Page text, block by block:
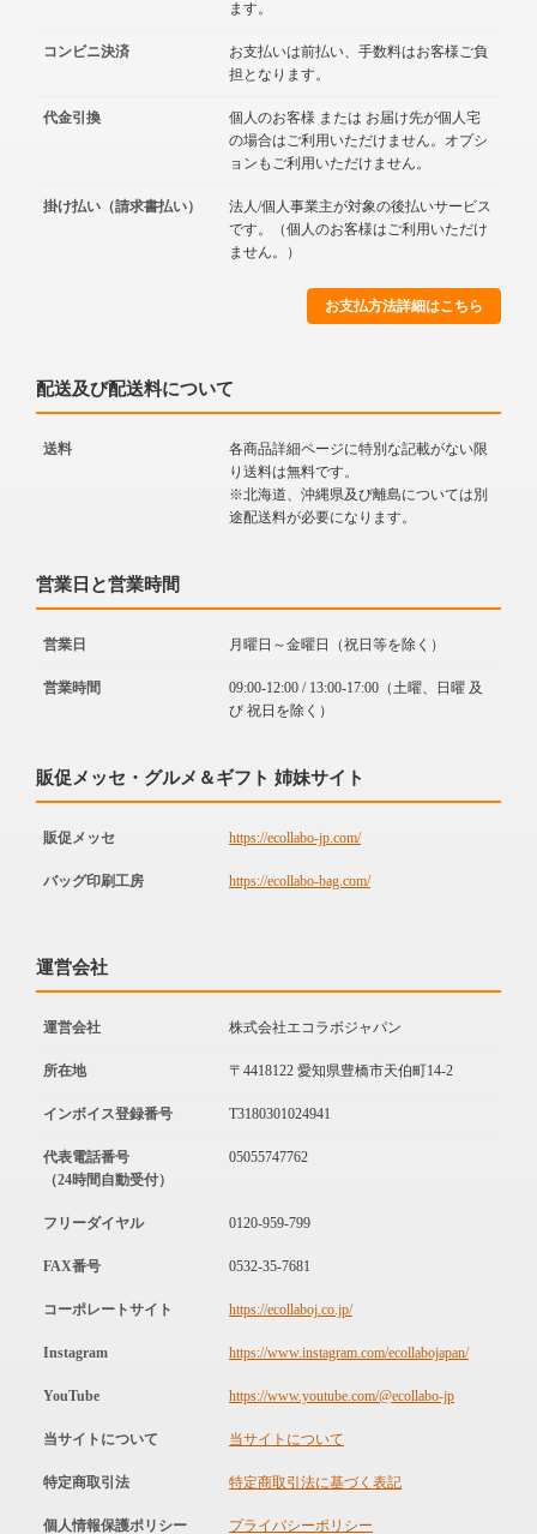
ます。
コンビニ決済
お支払いは前払い、手数料はお客様ご負
担となります。
代金引換
個人のお客様 または お届け先が個人宅
の場合はご利用いただけません。オプシ
ョンもご利用いただけません。
掛け払い（請求書払い）
法人/個人事業主が対象の後払いサービス
です。（個人のお客様はご利用いただけ
ません。）
お支払方法詳細はこちら
配送及び配送料について
送料
各商品詳細ページに特別な記載がない限
り送料は無料です。
※北海道、沖縄県及び離島については別
途配送料が必要になります。
営業日と営業時間
営業日 月曜日～金曜日（祝日等を除く）
営業時間
09:00-12:00 / 13:00-17:00（土曜、日曜 及
び 祝日を除く）
販促メッセ・グルメ＆ギフト 姉妹サイト
販促メッセ https://ecollabo-jp.com/
バッグ印刷工房 https://ecollabo-bag.com/
運営会社
運営会社 株式会社エコラボジャパン
所在地 〒4418122 愛知県豊橋市天伯町14-2
インボイス登録番号 T3180301024941
代表電話番号
（24時間自動受付）
05055747762
フリーダイヤル 0120-959-799
FAX番号 0532-35-7681
コーポレートサイト https://ecollaboj.co.jp/
Instagram https://www.instagram.com/ecollabojapan/
YouTube https://www.youtube.com/@ecollabo-jp
当サイトについて 当サイトについて
特定商取引法 特定商取引法に基づく表記
個人情報保護ポリシー プライバシーポリシー